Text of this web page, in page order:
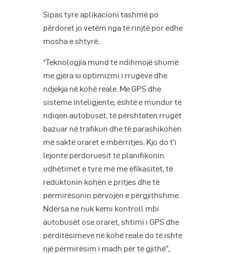
Sipas tyre aplikacioni tashmë po
përdoret jo vetëm nga të rinjtë por edhe
mosha e shtyrë.
“Teknologjia mund të ndihmojë shumë
me gjëra si optimizmi i rrugëve dhe
ndjekja në kohë reale. Me GPS dhe
sisteme inteligjente, është e mundur të
ndiqen autobusët, të përshtaten rrugët
bazuar në trafikun dhe të parashikohen
më saktë oraret e mbërritjes. Kjo do t’i
lejonte përdoruesit të planifikonin
udhëtimet e tyre më me efikasitet, të
reduktonin kohën e pritjes dhe të
përmirësonin përvojën e përgjithshme.
Ndërsa ne nuk kemi kontroll mbi
autobusët ose oraret, shtimi i GPS dhe
përditësimeve në kohë reale do të ishte
një përmirësim i madh për të gjithë”,